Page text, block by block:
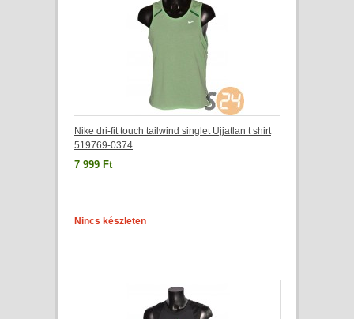
Nike dri-fit touch tailwind singlet Ujjatlan t shirt
519769-0374
7 999 Ft
Nincs készleten